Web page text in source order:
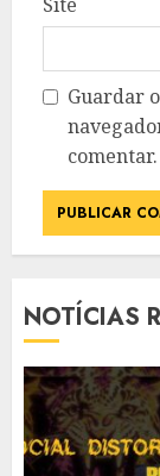
Guardar
comentar.
NOTÍCIAS